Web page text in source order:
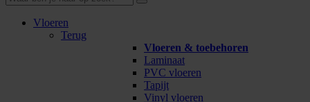
Vloeren
Terug
Vloeren & toebehoren
Laminaat
PVC vloeren
Tapijt
Vinyl vloeren